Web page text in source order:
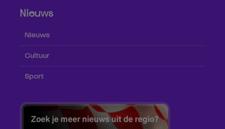
Nieuws
Nieuws
Cultuur
Sport